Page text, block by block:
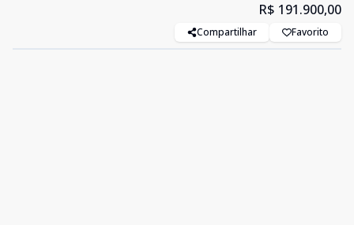
R$ 191.900,00
Compartilhar Favorito